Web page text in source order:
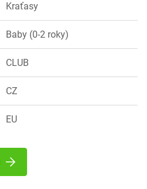
Kraťasy
Baby (0-2 roky)
CLUB
CZ
EU